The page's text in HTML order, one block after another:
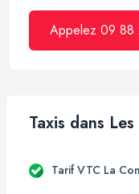
Appelez 09 88
Taxis dans
Tarif VTC La